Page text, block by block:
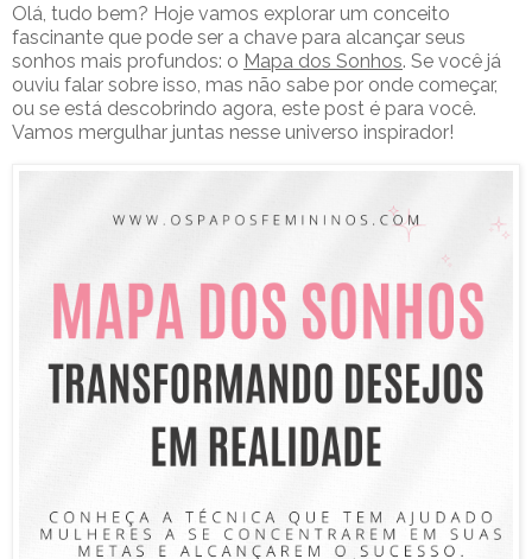
Olá, tudo bem? Hoje vamos explorar um conceito
fascinante que pode ser a chave para alcançar seus
sonhos mais profundos: o Mapa dos Sonhos. Se você já
ouviu falar sobre isso, mas não sabe por onde começar,
ou se está descobrindo agora, este post é para você.
Vamos mergulhar juntas nesse universo inspirador!